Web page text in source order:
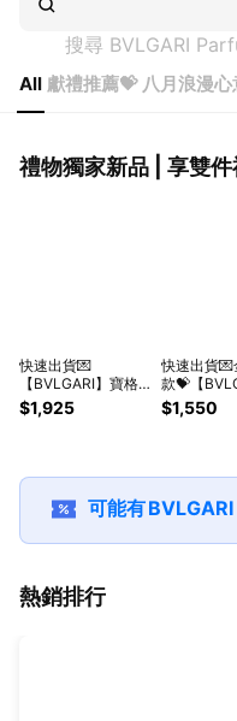
搜尋 BVLGARI
All 獻禮推薦💝 八月浪漫
禮物獨家新品 | 享雙件
快速出貨💌
【BVLGARI】寶格
麗歡沁玫香髮香噴霧
30ML丨生日禮首選
$1,925
快速出貨💌
款💝【
寶格麗晶澈
水15ml | 送
$1,550
可能有
熱銷排行